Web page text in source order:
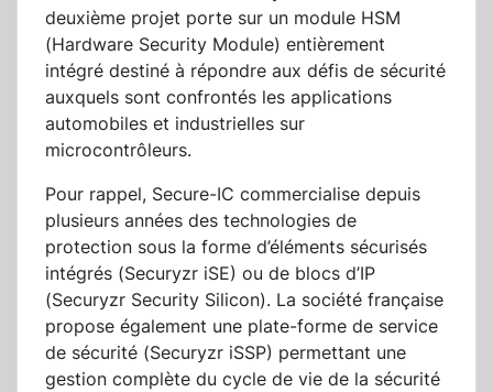
deuxième projet porte sur un module HSM
(Hardware Security Module) entièrement
intégré destiné à répondre aux défis de sécurité
auxquels sont confrontés les applications
automobiles et industrielles sur
microcontrôleurs.
Pour rappel, Secure-IC commercialise depuis
plusieurs années des technologies de
protection sous la forme d’éléments sécurisés
intégrés (Securyzr iSE) ou de blocs d’IP
(Securyzr Security Silicon). La société française
propose également une plate-forme de service
de sécurité (Securyzr iSSP) permettant une
gestion complète du cycle de vie de la sécurité